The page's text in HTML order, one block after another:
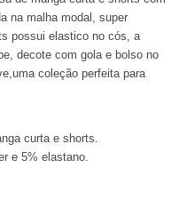
na malha modal, super
possui elastico no cós, a
decote com gola e bolso no
coleção perfeita para
curta e shorts.
e 5% elastano.